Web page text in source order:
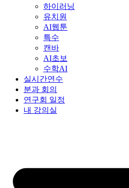
하이러닝
유치원
AI웹툰
특수
캔바
AI초보
수학AI
실시간연수
분과 회의
연구회 일정
내 강의실